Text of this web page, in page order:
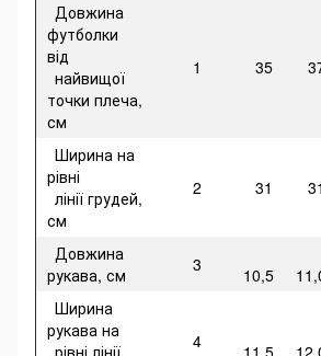
Довжина
футболки
від
найвищої
точки плеча,
см
1 35
Ширина на
рівні
лінії грудей,
см
2 31 31
Довжина
рукава, см
3 10,5
Ширина
рукава на
4